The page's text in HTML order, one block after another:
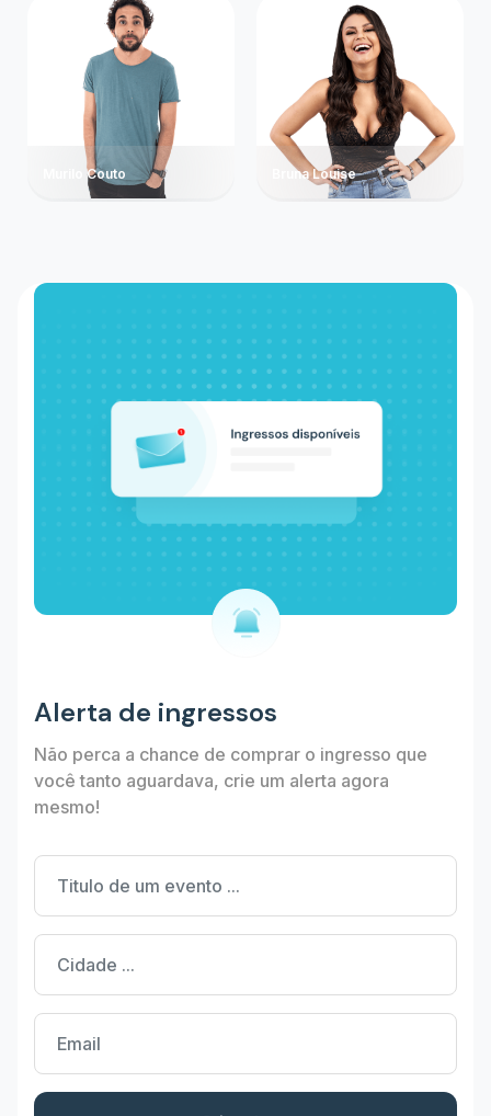
Murilo Couto Bruna Louise
Alerta de ingressos
Não perca a chance de comprar o ingresso que
você tanto aguardava, crie um alerta agora
mesmo!